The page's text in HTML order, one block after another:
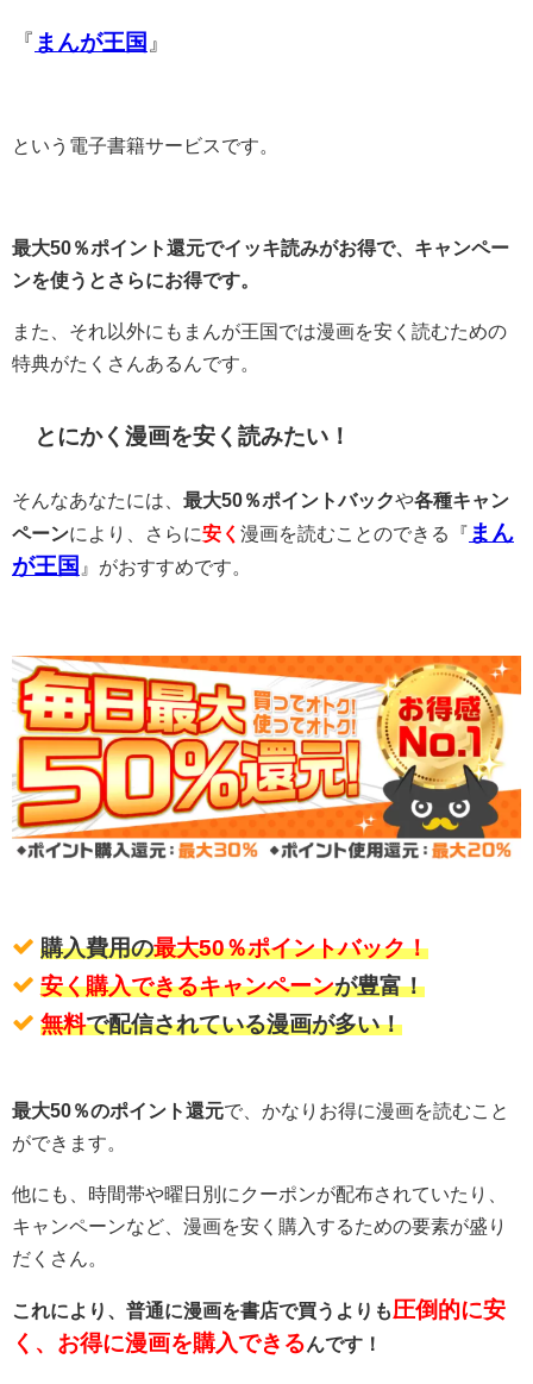
『 まんが王国 』
という電子書籍サービスです。
最大50％ポイント還元でイッキ読みがお得で、キャンペー
ンを使うとさらにお得です。
また、それ以外にもまんが王国では漫画を安く読むための
特典がたくさんあるんです。
とにかく漫画を安く読みたい！
そんなあなたには、 最大50％ポイントバックや各種キャン
ペーンにより、さらに安く 漫画を読むことのできる『 まん
が王国 』がおすすめです。
購入費用の最大50％ポイントバック！
安く購入できるキャンペーンが豊富！
無料で配信されている漫画が多い！
最大50％のポイント還元で、かなりお得に漫画を読むこと
ができます。
他にも、時間帯や曜日別にクーポンが配布されていたり、
キャンペーンなど、漫画を安く購入するための要素が盛り
だくさん。
これにより、普通に漫画を書店で買うよりも圧倒的に安
く、お得に漫画を購入できるんです！